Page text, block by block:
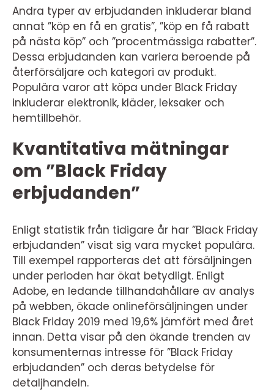
Andra typer av erbjudanden inkluderar bland
annat ”köp en få en gratis”, ”köp en få rabatt
på nästa köp” och ”procentmässiga rabatter”.
Dessa erbjudanden kan variera beroende på
återförsäljare och kategori av produkt.
Populära varor att köpa under Black Friday
inkluderar elektronik, kläder, leksaker och
hemtillbehör.
Kvantitativa mätningar
om ”Black Friday
erbjudanden”
Enligt statistik från tidigare år har ”Black Friday
erbjudanden” visat sig vara mycket populära.
Till exempel rapporteras det att försäljningen
under perioden har ökat betydligt. Enligt
Adobe, en ledande tillhandahållare av analys
på webben, ökade onlineförsäljningen under
Black Friday 2019 med 19,6% jämfört med året
innan. Detta visar på den ökande trenden av
konsumenternas intresse för ”Black Friday
erbjudanden” och deras betydelse för
detaljhandeln.